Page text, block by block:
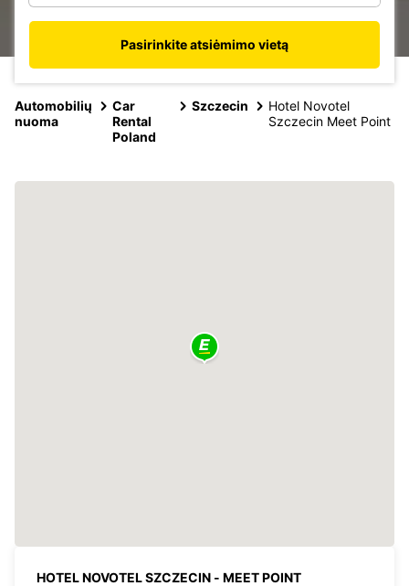
Pasirinkite atsiėmimo vietą
Automobilių
nuoma
Car
Rental
Poland
Szczecin
Hotel Novotel
Szczecin Meet Point
HOTEL NOVOTEL SZCZECIN - MEET POINT